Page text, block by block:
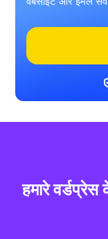
हमारे